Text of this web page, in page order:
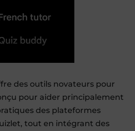
des outils novateurs pour
pour aider principalement
des plateformes
tout en intégrant des